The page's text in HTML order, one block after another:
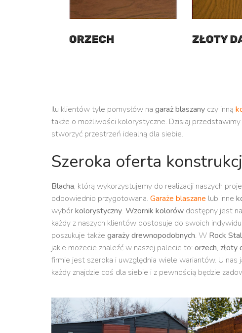
Ilu klientów tyle pomysłów na garaż blaszany czy inną
także o możliwości kolorystyczne. Dzisiaj
stworzyć przestrzeń idealną dla siebie.
Szeroka oferta
Blacha, którą wykorzystujemy do realizacji naszych
odpowiednio przygotowana. Garaże blaszane lub inne
wybórkolorystyczny. Wzornik kolorów dostępny jest
każdy z naszych klientów dostosuje do swoich
poszukuje także garaży drewnopodobnych. W Rock Stal
jakie możecie znaleźć w naszej palecie to: orzech, złoty
firmie jest szeroka i uwzględnia wiele wariantów. U nas
każdy znajdzie coś dla siebie i z pewnością będzie